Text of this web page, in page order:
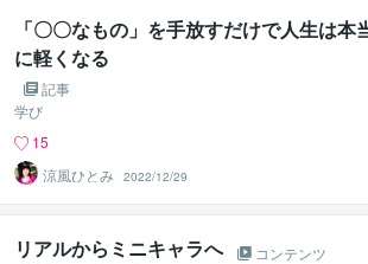
「〇〇なもの」を手放すだけで人生は本
に軽くなる
記事
学び
15
涼風ひとみ 2022/12/29
リアルからミニキャラへ
コンテンツ